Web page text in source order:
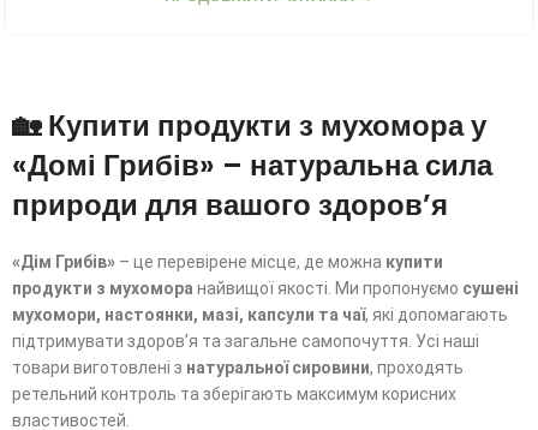
🏡 Купити продукти з мухомора у
«Домі Грибів» – натуральна сила
природи для вашого здоров’я
«Дім Грибів» – це перевірене місце, де можна купити
продукти з мухомора найвищої якості. Ми пропонуємо сушені
мухомори, настоянки, мазі, капсули та чаї, які допомагають
підтримувати здоров’я та загальне самопочуття. Усі наші
товари виготовлені з натуральної сировини , проходять
ретельний контроль та зберігають максимум корисних
властивостей.